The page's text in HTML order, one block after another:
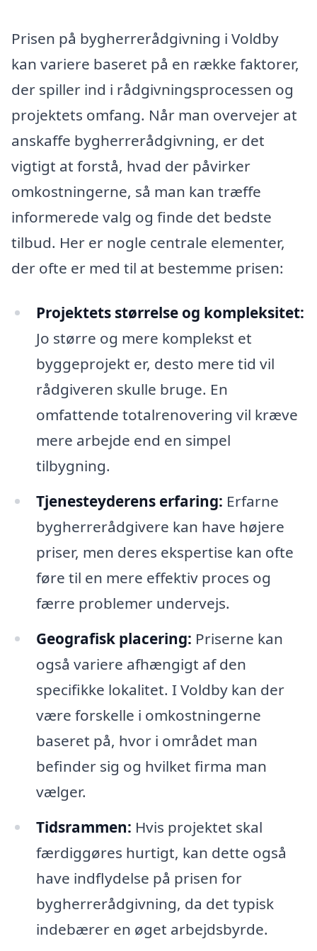
Prisen på bygherrerådgivning i Voldby
kan variere baseret på en række faktorer,
der spiller ind i rådgivningsprocessen og
projektets omfang. Når man overvejer at
anskaffe bygherrerådgivning, er det
vigtigt at forstå, hvad der påvirker
omkostningerne, så man kan træffe
informerede valg og finde det bedste
tilbud. Her er nogle centrale elementer,
der ofte er med til at bestemme prisen:
Projektets størrelse og kompleksitet:
Jo større og mere komplekst et
byggeprojekt er, desto mere tid vil
rådgiveren skulle bruge. En
omfattende totalrenovering vil kræve
mere arbejde end en simpel
tilbygning.
Tjenesteyderens erfaring: Erfarne
bygherrerådgivere kan have højere
priser, men deres ekspertise kan ofte
føre til en mere effektiv proces og
færre problemer undervejs.
Geografisk placering: Priserne kan
også variere afhængigt af den
specifikke lokalitet. I Voldby kan der
være forskelle i omkostningerne
baseret på, hvor i området man
befinder sig og hvilket firma man
vælger.
Tidsrammen: Hvis projektet skal
færdiggøres hurtigt, kan dette også
have indflydelse på prisen for
bygherrerådgivning, da det typisk
indebærer en øget arbejdsbyrde.